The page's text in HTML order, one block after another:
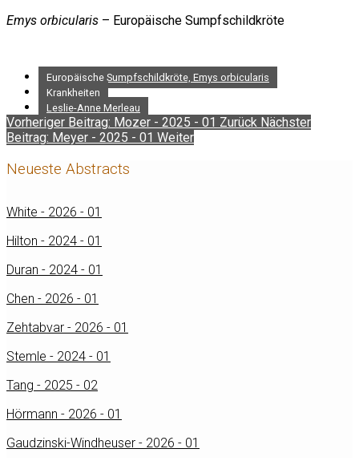
Emys orbicularis – Europäische Sumpfschildkröte
Europäische Sumpfschildkröte, Emys orbicularis
Krankheiten
Leslie-Anne Merleau
Vorheriger Beitrag: Mozer - 2025 - 01 Zurück Nächster
Beitrag: Meyer - 2025 - 01 Weiter
Neueste Abstracts
White - 2026 - 01
Hilton - 2024 - 01
Duran - 2024 - 01
Chen - 2026 - 01
Zehtabvar - 2026 - 01
Stemle - 2024 - 01
Tang - 2025 - 02
Hörmann - 2026 - 01
Gaudzinski-Windheuser - 2026 - 01